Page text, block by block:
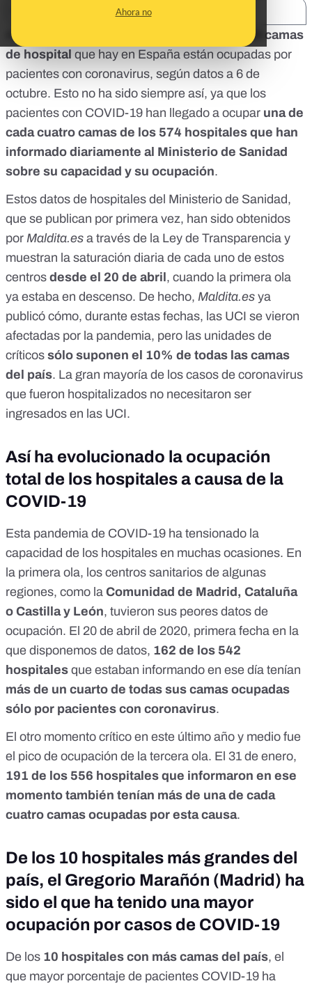
Ahora no
Actualmente
un 2% de las cerca de 120.000 camas
de hospital que hay en España están ocupadas por
pacientes con coronavirus, según datos a 6 de
octubre. Esto no ha sido siempre así, ya que los
pacientes con COVID-19 han llegado a ocupar una de
cada cuatro camas de los 574 hospitales que han
informado diariamente al Ministerio de Sanidad
sobre su capacidad y su ocupación.
Estos datos de hospitales del Ministerio de Sanidad,
que se publican por primera vez, han sido obtenidos
por Maldita.es a través de la Ley de Transparencia y
muestran la saturación diaria de cada uno de estos
centros desde el 20 de abril , cuando la primera ola
ya estaba en descenso. De hecho, Maldita.es ya
publicó cómo, durante estas fechas, las UCI se vieron
afectadas por la pandemia, pero las unidades de
críticos sólo suponen el 10% de todas las camas
del país. La gran mayoría de los casos de coronavirus
que fueron hospitalizados no necesitaron ser
ingresados en las UCI.
Así ha evolucionado la ocupación
total de los hospitales a causa de la
COVID-19
Esta pandemia de COVID-19 ha tensionado la
capacidad de los hospitales en muchas ocasiones. En
la primera ola, los centros sanitarios de algunas
regiones, como la Comunidad de Madrid, Cataluña
o Castilla y León, tuvieron sus peores datos de
ocupación. El 20 de abril de 2020, primera fecha en la
que disponemos de datos, 162 de los 542
hospitales que estaban informando en ese día tenían
más de un cuarto de todas sus camas ocupadas
sólo por pacientes con coronavirus.
El otro momento crítico en este último año y medio fue
el pico de ocupación de la tercera ola. El 31 de enero,
191 de los 556 hospitales que informaron en ese
momento también tenían más de una de cada
cuatro camas ocupadas por esta causa.
De los 10 hospitales más grandes del
país, el Gregorio Marañón (Madrid) ha
sido el que ha tenido una mayor
ocupación por casos de COVID-19
De los 10 hospitales con más camas del país, el
que mayor porcentaje de pacientes COVID-19 ha